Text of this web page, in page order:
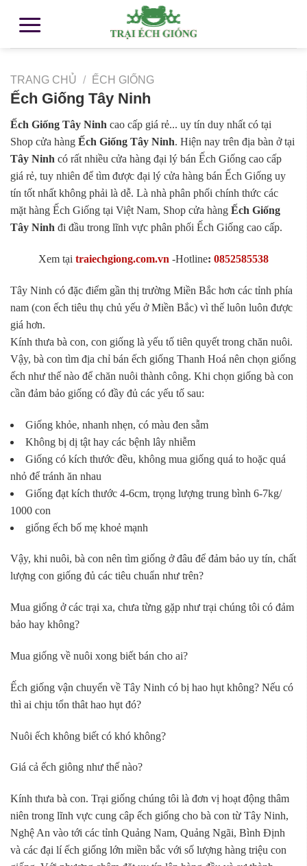
TRANG CHỦ / ẾCH GIỐNG
Ếch Giống Tây Ninh
Ếch Giống Tây Ninh cao cấp giá rẻ... uy tín duy nhất có tại
Shop cửa hàng Ếch Giống Tây Ninh. Hiện nay trên địa bàn ở tại
Tây Ninh có rất nhiều cửa hàng đại lý bán Ếch Giống cao cấp
giá rẻ, tuy nhiên để tìm được đại lý cửa hàng bán Ếch Giống uy
tín tốt nhất không phải là dễ. Là nhà phân phối chính thức các
mặt hàng Ếch Giống tại Việt Nam, Shop cửa hàng Ếch Giống
Tây Ninh đi đầu trong lĩnh vực phân phối Ếch Giống cao cấp.
Xem tại traiechgiong.com.vn -Hotline: 0852585538
Tây Ninh có đặc điểm gần thị trường Miền Bắc hơn các tỉnh phía
nam (con ếch tiêu thụ chủ yếu ở Miền Bắc) vì thế luôn luôn được
giá hơn.
Kính thưa bà con, con giống là yếu tố tiên quyết trong chăn nuôi.
Vậy, bà con tìm địa chỉ bán ếch giống Thanh Hoá nên chọn giống
ếch như thế nào để chăn nuôi thành công. Khi chọn giống bà con
cần đảm bảo giống có đầy đủ các yếu tố sau:
Giống khỏe, nhanh nhẹn, có màu đen sẫm
Không bị dị tật hay các bệnh lây nhiễm
Giống có kích thước đều, không mua giống quá to hoặc quá
nhỏ để tránh ăn nhau
Giống đạt kích thước 4-6cm, trọng lượng trung bình 6-7kg/
1000 con
giống ếch bố mẹ khoẻ mạnh
Vậy, khi nuôi, bà con nên tìm giống ở đâu để đảm bảo uy tín, chất
lượng con giống đủ các tiêu chuẩn như trên?
Mua giống ở các trại xa, chưa từng gặp như trại chúng tôi có đảm
bảo hay không?
Mua giống về nuôi xong biết bán cho ai?
Ếch giống vận chuyển về Tây Ninh có bị hao hụt không? Nếu có
thì ai chịu tổn thât hao hụt đó?
Nuôi ếch không biết có khó không?
Giá cả ếch giông như thế nào?
Kính thưa bà con. Trại giống chúng tôi là đơn vị hoạt động thâm
niên trong lĩnh vực cung câp ếch giống cho bà con từ Tây Ninh,
Nghệ An vào tới các tỉnh Quảng Nam, Quảng Ngãi, Bình Định
và các đại lí ếch giống lớn miền bắc với số lượng hàng triệu con